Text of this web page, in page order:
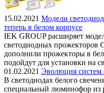
15.02.2021 Модели
теперь в белом корпусе
IEK GROUP расширяет
светодиодных
дополнили прожекторы в
подойдут для установки на
01.02.2021 Эволюция систем
В светодиодах белого
специальный люминофор из